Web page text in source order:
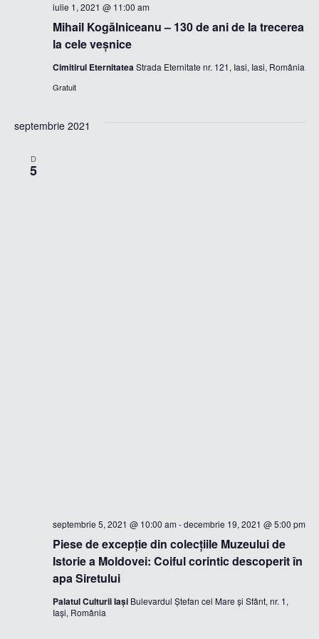
Mihail Kogălniceanu – 130 de ani de la trecerea
la cele veșnice
iulie 1, 2021 @ 11:00 am
Cimitirul Eternitatea Strada Eternitate nr. 121, Iasi, Iasi, România
Gratuit
septembrie 2021
D
5
Piese de excepție din colecțiile Muzeului de
Istorie a Moldovei: Coiful corintic descoperit în
apa Siretului
septembrie 5, 2021 @ 10:00 am -decembrie 19, 2021 @ 5:00 pm
Palatul Culturii Iași Bulevardul Ștefan cel Mare și Sfânt, nr. 1,
Iași, România